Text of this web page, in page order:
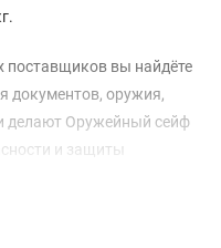
поставщиков вы найдёте
документов, оружия,
делают Оружейный сейф
и защиты